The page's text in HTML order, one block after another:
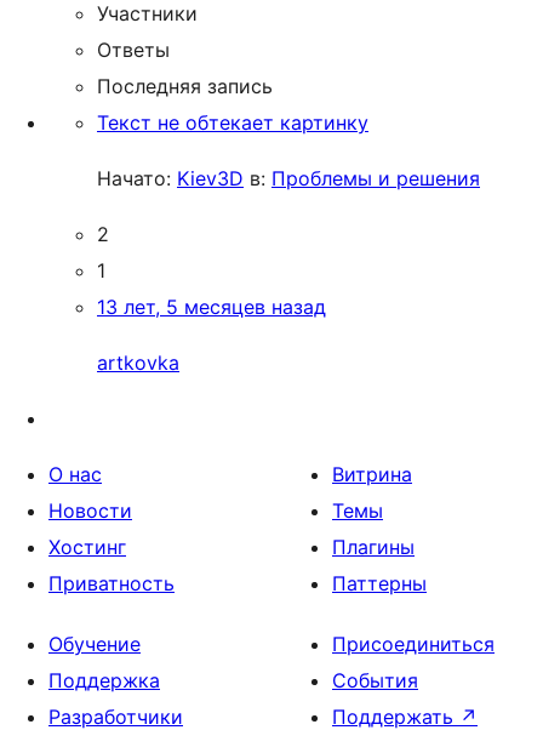
Участники
Ответы
Последняя запись
Текст не обтекает картинку
Начато: Kiev3D в: Проблемы и решения
2
1
13 лет, 5 месяцев назад
artkovka
О нас
Новости
Хостинг
Приватность
Витрина
Темы
Плагины
Паттерны
Обучение
Поддержка
Разработчики
Присоединиться
События
Поддержать ↗